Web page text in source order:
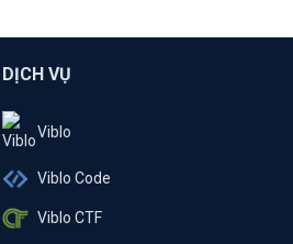
DỊCH VỤ
Viblo
Viblo Code
Viblo CTF